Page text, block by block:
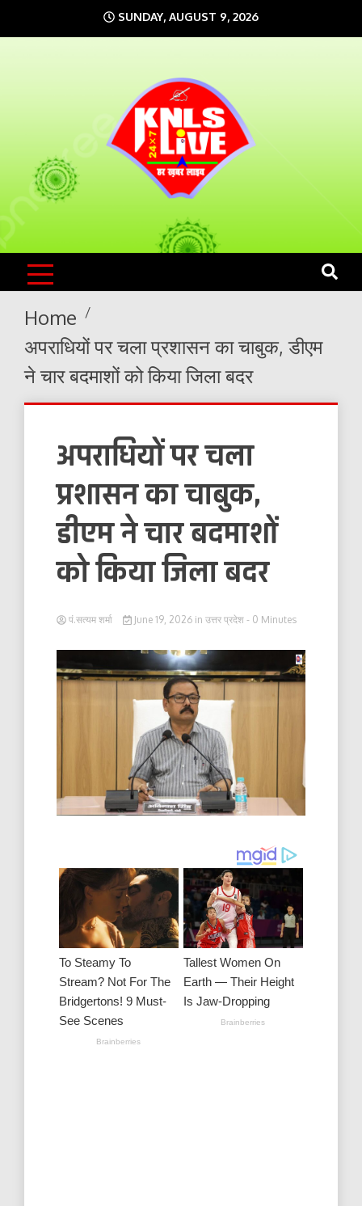
to
SUNDAY, AUGUST 9, 2026
KNLS LIVE
India`s No.1 News Portal
Home
अपराधियों पर चला प्रशासन का चाबुक, डीएम
ने चार बदमाशों को किया जिला बदर
अपराधियों पर चला
प्रशासन का चाबुक,
डीएम ने चार बदमाशों
को किया जिला बदर
पं.सत्यम शर्मा June 19, 2026 in उत्तर प्रदेश - 0 Minutes